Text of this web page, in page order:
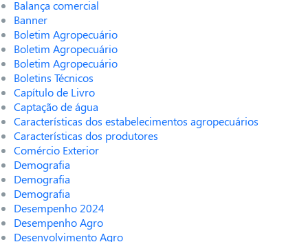
Balança comercial
Banner
Boletim Agropecuário
Boletim Agropecuário
Boletim Agropecuário
Boletins Técnicos
Capítulo de Livro
Captação de água
Características dos estabelecimentos agropecuários
Características dos produtores
Comércio Exterior
Demografia
Demografia
Demografia
Desempenho 2024
Desempenho Agro
Desenvolvimento Agro